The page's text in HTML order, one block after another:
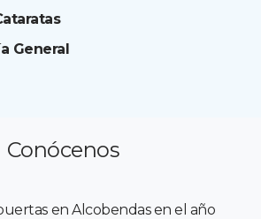
General
Conócenos
en Alcobendas en el año